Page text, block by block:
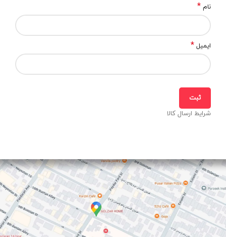
نام *
ایمیل *
شرایط ارسال کالا